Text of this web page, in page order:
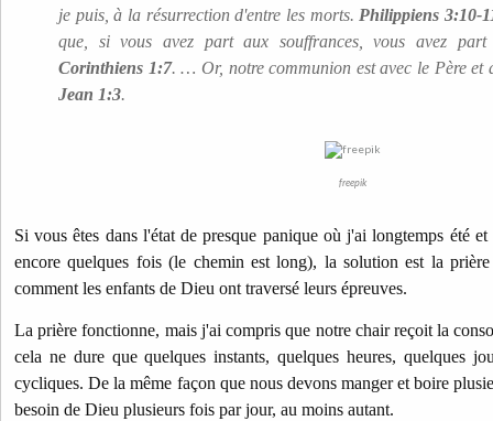
je puis, à la résurrection d'entre les morts. Philippiens 3:10-
que, si vous avez part aux souffrances, vous avez
Corinthiens 1:7.… Or, notre communion est avec le Père et
Jean 1:3.
freepik
Si vous êtes dans l'état de presque panique où j'ai longtemps été
encore quelques fois (le chemin est long), la solution est la
comment les enfants de Dieu ont traversé leurs épreuves.
La prière fonctionne, mais j'ai compris que notre chair reçoit la
cela ne dure que quelques instants, quelques heures, quelques
cycliques. De la même façon que nous devons manger et boire
besoin de Dieu plusieurs fois par jour, au moins autant.